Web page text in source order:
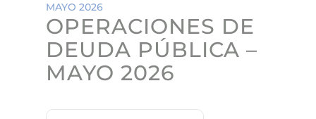
MAYO 2026
OPERACIONES DE
DEUDA PÚBLICA –
MAYO 2026